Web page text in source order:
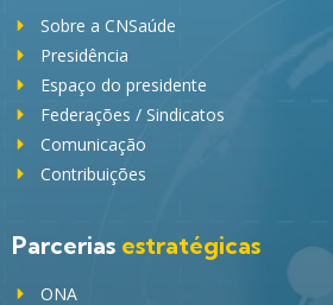
Sobre a CNSaúde
Presidência
Espaço do presidente
Federações / Sindicatos
Comunicação
Contribuições
Parcerias estratégicas
ONA